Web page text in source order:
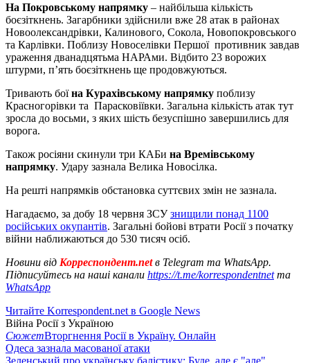
На Покровському напрямку – найбільша кількість
боєзіткнень. Загарбники здійснили вже 28 атак в районах
Новоолександрівки, Калинового, Сокола, Новопокровського
та Карлівки. Поблизу Новоселівки Першої противник завдав
ураження дванадцятьма НАРАми. Відбито 23 ворожих
штурми, п’ять боєзіткнень ще продовжуються.
Тривають боїна Курахівському напрямку поблизу
Красногорівки та Парасковіївки. Загальна кількість атак тут
зросла до восьми, з яких шість безуспішно завершились для
ворога.
Також росіяни скинули три КАБи на Времівському
напрямку. Удару зазнала Велика Новосілка.
На решті напрямків обстановка суттєвих змін не зазнала.
Нагадаємо, за добу 18 червня ЗСУзнищили понад 1100
російських окупантів. Загальні бойові втрати Росії з початку
війни наближаються до 530 тисяч осіб.
Новини від Корреспондент.netв Telegram та WhatsApp.
Підписуйтесь на наші канали https://t.me/korrespondentnetта
WhatsApp
Читайте Korrespondent.net в Google News
Війна Росії з Україною
СюжетВторгнення Росії в Україну. Онлайн
Одеса зазнала масованої атаки
Зеленський про українську балістику: Буде, але є "але"